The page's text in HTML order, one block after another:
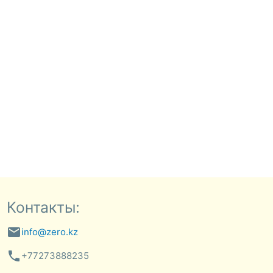
Контакты:
emailinfo@zero.kz
phone +77273888235